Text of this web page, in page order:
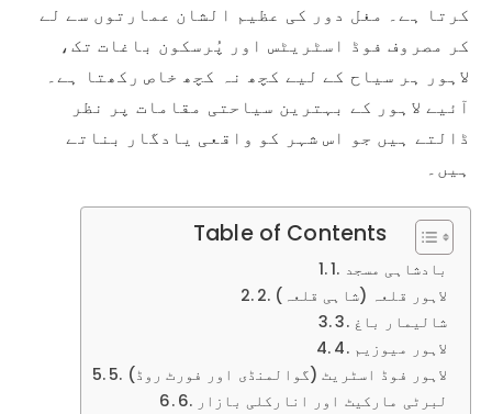
کرتا ہے۔ مغل دور کی عظیم الشان عمارتوں سے لے
کر مصروف فوڈ اسٹریٹس اور پُرسکون باغات تک،
لاہور ہر سیاح کے لیے کچھ نہ کچھ خاص رکھتا ہے۔
آئیے لاہور کے بہترین سیاحتی مقامات پر نظر
ڈالتے ہیں جو اس شہر کو واقعی یادگار بناتے
ہیں۔
Table of Contents
1. بادشاہی مسجد
2. لاہور قلعہ (شاہی قلعہ)
3. شالیمار باغ
4. لاہور میوزیم
5. لاہور فوڈ اسٹریٹ (گوالمنڈی اور فورٹ روڈ)
6. لبرٹی مارکیٹ اور انارکلی بازار